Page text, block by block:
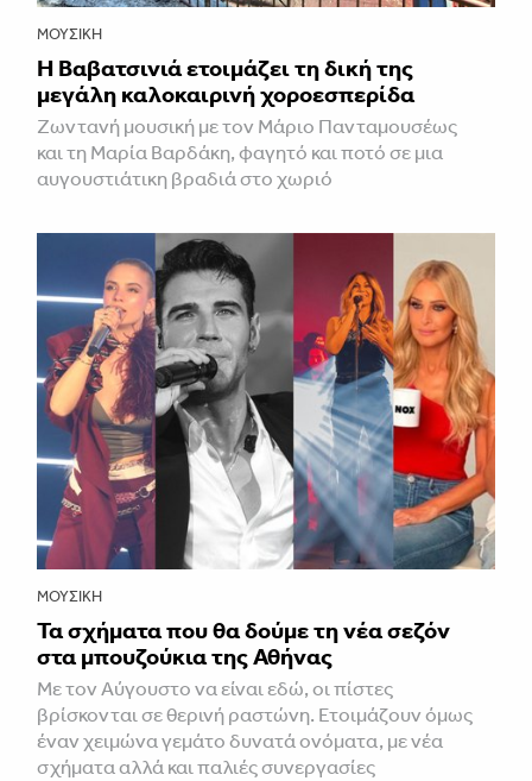
ΜΟΥΣΙΚΉ
Η Βαβατσινιά ετοιμάζει τη δική της
μεγάλη καλοκαιρινή χοροεσπερίδα
Ζωντανή μουσική με τον Μάριο Πανταμουσέως
και τη Μαρία Βαρδάκη, φαγητό και ποτό σε μια
αυγουστιάτικη βραδιά στο χωριό
ΜΟΥΣΙΚΉ
Τα σχήματα που θα δούμε τη νέα σεζόν
στα μπουζούκια της Αθήνας
Με τον Αύγουστο να είναι εδώ, οι πίστες
βρίσκονται σε θερινή ραστώνη. Ετοιμάζουν όμως
έναν χειμώνα γεμάτο δυνατά ονόματα, με νέα
σχήματα αλλά και παλιές συνεργασίες